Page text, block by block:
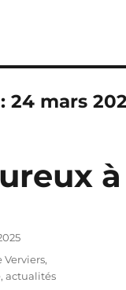
:24 mars
Verviers,
actualités